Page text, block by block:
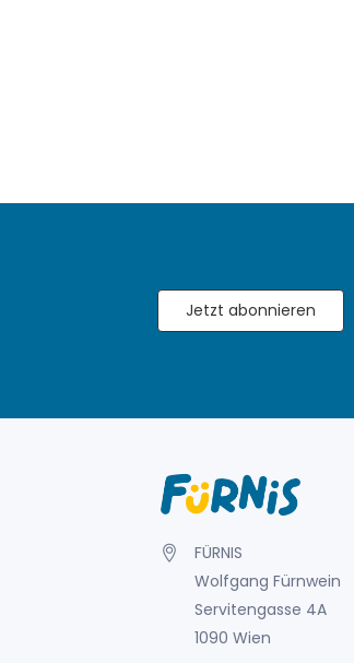
Jetzt abonnieren
FÜRNIS
Wolfgang Fürnwein
Servitengasse 4A
1090 Wien